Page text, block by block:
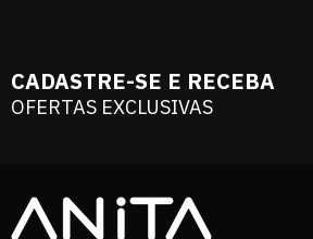
CADASTRE-SE E RECEBA
OFERTAS EXCLUSIVAS